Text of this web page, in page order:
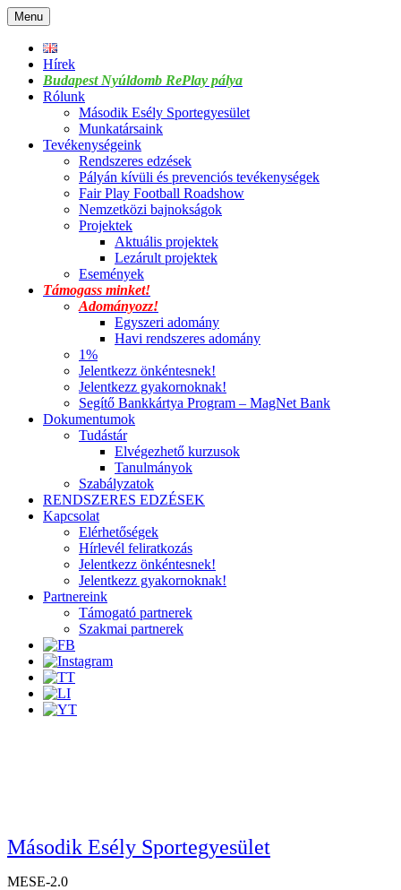
Skip
to
content
Menu
Hírek
Budapest Nyúldomb RePlay pálya
Rólunk
Második Esély Sportegyesület
Munkatársaink
Tevékenységeink
Rendszeres edzések
Pályán kívüli és prevenciós tevékenységek
Fair Play Football Roadshow
Nemzetközi bajnokságok
Projektek
Aktuális projektek
Lezárult projektek
Események
Támogass minket!
Adományozz!
Egyszeri adomány
Havi rendszeres adomány
1%
Jelentkezz önkéntesnek!
Jelentkezz gyakornoknak!
Segítő Bankkártya Program – MagNet Bank
Dokumentumok
Tudástár
Elvégezhető kurzusok
Tanulmányok
Szabályzatok
RENDSZERES EDZÉSEK
Kapcsolat
Elérhetőségek
Hírlevél feliratkozás
Jelentkezz önkéntesnek!
Jelentkezz gyakornoknak!
Partnereink
Támogató partnerek
Szakmai partnerek
Második Esély Sportegyesület
MESE-2.0